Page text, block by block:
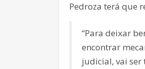
Pedroza terá que
“Para deixar
encontrar
judicial, vai ser